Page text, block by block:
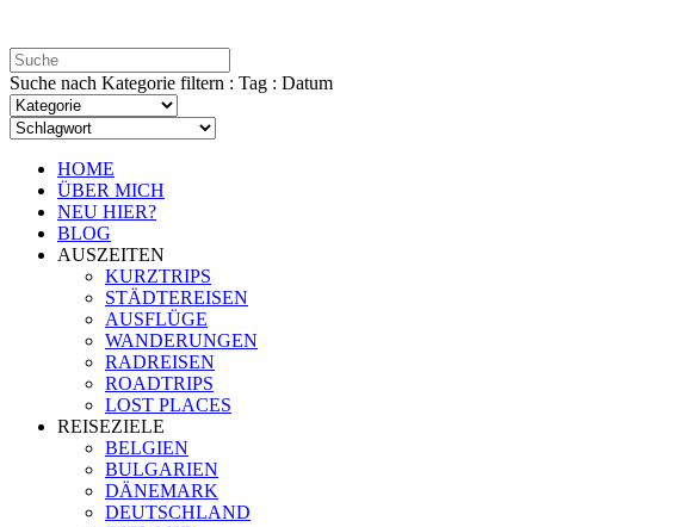
Suche nach Kategorie filtern : Tag : Datum
HOME
ÜBER MICH
NEU HIER?
BLOG
AUSZEITEN
KURZTRIPS
STÄDTEREISEN
AUSFLÜGE
WANDERUNGEN
RADREISEN
ROADTRIPS
LOST PLACES
REISEZIELE
BELGIEN
BULGARIEN
DÄNEMARK
DEUTSCHLAND